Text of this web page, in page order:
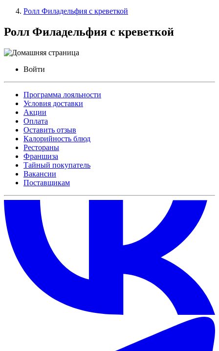
Ролл Филадельфия с креветкой
Ролл Филадельфия с креветкой
Войти
Программа лояльности
Условия доставки
Акции
Оплата
Оставить отзыв
Калорийность блюд
Рестораны
Франшиза
Тайный покупатель
Вакансии
Поставщикам